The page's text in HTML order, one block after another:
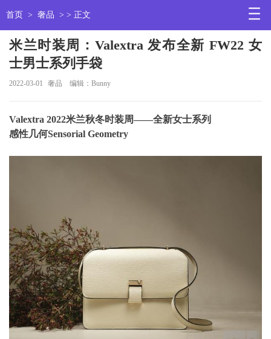
首页 > 奢品 > > 正文
米兰时装周：Valextra 发布全新 FW22 女
士男士系列手袋
2022-03-01 奢品 编辑：Bunny
Valextra 2022米兰秋冬时装周——全新女士系列
感性几何Sensorial Geometry